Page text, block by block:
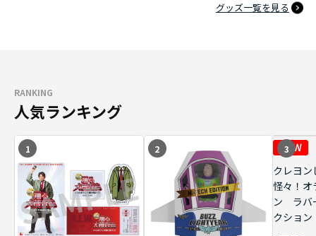
グッズ一覧を見る
RANKING
人気ランキング
1 2 3
クレヨン
怪々！オ
ン ラバ
クショ